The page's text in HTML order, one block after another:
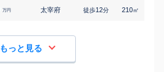
万円 太宰府 徒歩12分 210㎡
もっと見る